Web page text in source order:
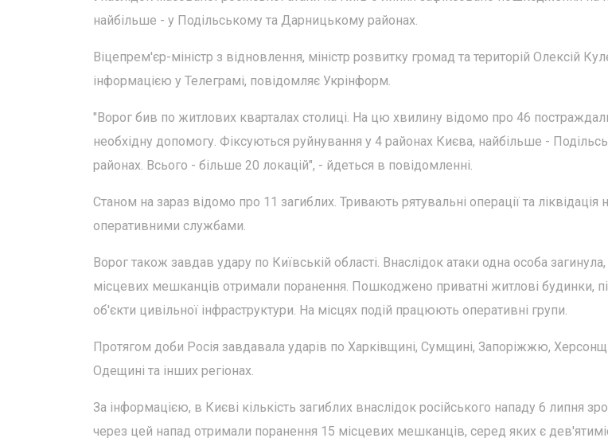
найбільше - у Подільському та Дарницькому районах.
Віцепрем'єр-міністр з відновлення, міністр розвитку громад та територій Олексій
інформацією у Телеграмі, повідомляє Укрінформ.
"Ворог бив по житлових кварталах столиці. На цю хвилину відомо про 46
необхідну допомогу. Фіксуються руйнування у 4 районах Києва, найбільше -
районах. Всього - більше 20 локацій", - йдеться в повідомленні.
Станом на зараз відомо про 11 загиблих. Тривають рятувальні операції та ліквідація
оперативними службами.
Ворог також завдав удару по Київській області. Внаслідок атаки одна особа
місцевих мешканців отримали поранення. Пошкоджено приватні житлові будинки,
об'єкти цивільної інфраструктури. На місцях подій працюють оперативні групи.
Протягом доби Росія завдавала ударів по Харківщині, Сумщині, Запоріжжю,
Одещині та інших регіонах.
За інформацією, в Києві кількість загиблих внаслідок російського нападу 6 липня
через цей напад отримали поранення 15 місцевих мешканців, серед яких є